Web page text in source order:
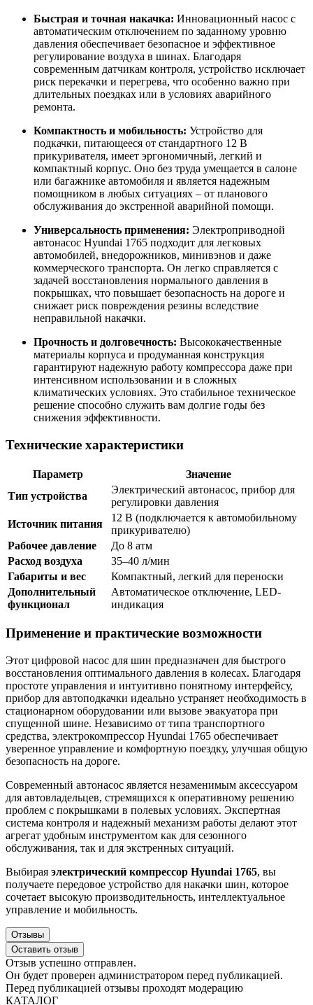
Быстрая и точная накачка: Инновационный насос с
автоматическим отключением по заданному уровню
давления обеспечивает безопасное и эффективное
регулирование воздуха в шинах. Благодаря
современным датчикам контроля, устройство исключает
риск перекачки и перегрева, что особенно важно при
длительных поездках или в условиях аварийного
ремонта.
Компактность и мобильность: Устройство для
подкачки, питающееся от стандартного 12 В
прикуривателя, имеет эргономичный, легкий и
компактный корпус. Оно без труда умещается в салоне
или багажнике автомобиля и является надежным
помощником в любых ситуациях – от планового
обслуживания до экстренной аварийной помощи.
Универсальность применения: Электроприводной
автонасос Hyundai 1765 подходит для легковых
автомобилей, внедорожников, минивэнов и даже
коммерческого транспорта. Он легко справляется с
задачей восстановления нормального давления в
покрышках, что повышает безопасность на дороге и
снижает риск повреждения резины вследствие
неправильной накачки.
Прочность и долговечность: Высококачественные
материалы корпуса и продуманная конструкция
гарантируют надежную работу компрессора даже при
интенсивном использовании и в сложных
климатических условиях. Это стабильное техническое
решение способно служить вам долгие годы без
снижения эффективности.
Технические характеристики
Параметр
Значение
Тип устройства
Электрический автонасос, прибор для
регулировки давления
Источник питания
12 В (подключается к автомобильному
прикуривателю)
Рабочее давление
До 8 атм
Расход воздуха
35–40 л/мин
Габариты и вес
Компактный, легкий для переноски
Дополнительный
функционал
Автоматическое отключение, LED-
индикация
Применение и практические возможности
Этот цифровой насос для шин предназначен для быстрого
восстановления оптимального давления в колесах. Благодаря
простоте управления и интуитивно понятному интерфейсу,
прибор для автоподкачки идеально устраняет необходимость в
стационарном оборудовании или вызове эвакуатора при
спущенной шине. Независимо от типа транспортного
средства, электрокомпрессор Hyundai 1765 обеспечивает
уверенное управление и комфортную поездку, улучшая общую
безопасность на дороге.
Современный автонасос является незаменимым аксессуаром
для автовладельцев, стремящихся к оперативному решению
проблем с покрышками в полевых условиях. Экспертная
система контроля и надежный механизм работы делают этот
агрегат удобным инструментом как для сезонного
обслуживания, так и для экстренных ситуаций.
Выбирая электрический компрессор Hyundai 1765, вы
получаете передовое устройство для накачки шин, которое
сочетает высокую производительность, интеллектуальное
управление и мобильность.
Отзывы
Оставить отзыв
Отзыв успешно отправлен.
Он будет проверен администратором перед публикацией.
Перед публикацией отзывы проходят модерацию
КАТАЛОГ